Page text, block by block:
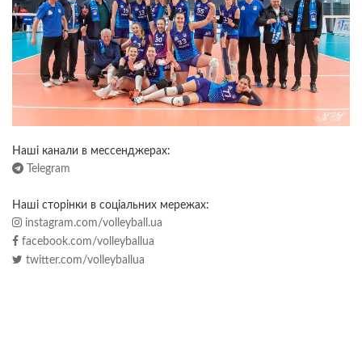
Наші канали в мессенджерах:
Telegram
Наші сторінки в соціальних мережах:
instagram.com/volleyball.ua
facebook.com/volleyballua
twitter.com/volleyballua